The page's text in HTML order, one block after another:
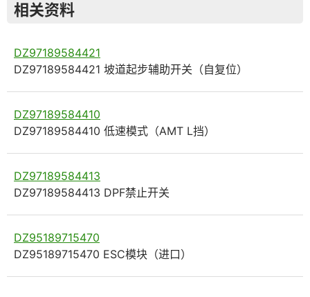
相关资料
DZ97189584421
DZ97189584421 坡道起步辅助开关（自复位）
DZ97189584410
DZ97189584410 低速模式（AMT L挡）
DZ97189584413
DZ97189584413 DPF禁止开关
DZ95189715470
DZ95189715470 ESC模块（进口）